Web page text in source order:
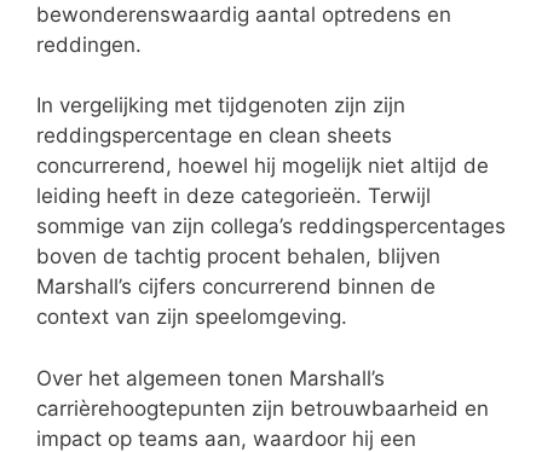
bewonderenswaardig aantal optredens en
reddingen.
In vergelijking met tijdgenoten zijn zijn
reddingspercentage en clean sheets
concurrerend, hoewel hij mogelijk niet altijd de
leiding heeft in deze categorieën. Terwijl
sommige van zijn collega’s reddingspercentages
boven de tachtig procent behalen, blijven
Marshall’s cijfers concurrerend binnen de
context van zijn speelomgeving.
Over het algemeen tonen Marshall’s
carrièrehoogtepunten zijn betrouwbaarheid en
impact op teams aan, waardoor hij een